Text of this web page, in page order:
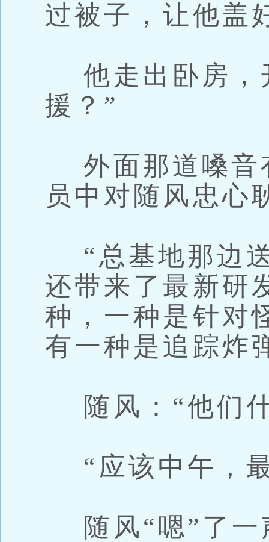
过被子，让他盖
他走出卧房，
援？”
外面那道嗓音
员中对随风忠心
“总基地那边
还带来了最新研
种，一种是针对
有一种是追踪炸
随风：“他们
“应该中午，
随风“嗯”了一